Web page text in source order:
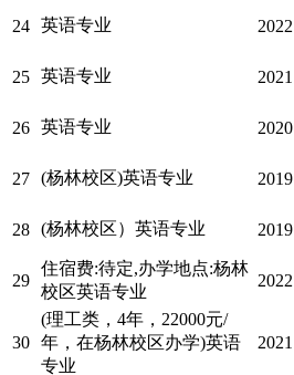
24 英语专业 2022
25 英语专业 2021
26 英语专业 2020
27 (杨林校区)英语专业 2019
28 (杨林校区）英语专业 2019
29
住宿费:待定,办学地点:杨林
校区英语专业
2022
30
(理工类，4年，22000元/
年，在杨林校区办学)英语
专业
2021